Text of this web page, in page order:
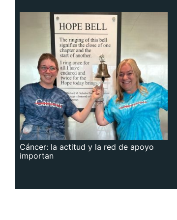
Cáncer: la actitud y la red de apoyo
importan